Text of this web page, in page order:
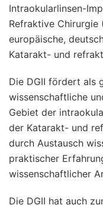
Intraokularlinsen-
Refraktive
europäische,
Katarakt- und
Die DGII fördert als
wissenschaftliche
Gebiet der
der Katarakt- und
durch Austausch
praktischer
wissenschaftlicher
Die DGII hat auch